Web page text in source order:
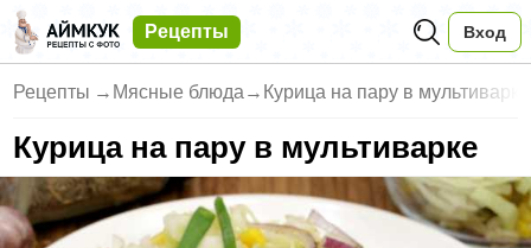
Рецепты Вход
Рецепты → Мясные блюда → Курица на пару в мультиварке
Курица на пару в мультиварке